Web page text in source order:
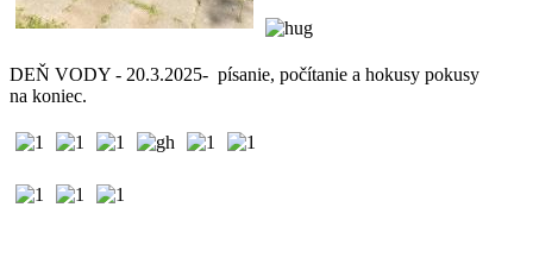
DEŇ VODY - 20.3.2025- písanie, počítanie a hokusy pokusy
na koniec.